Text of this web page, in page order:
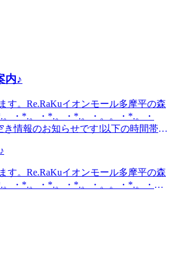
事です。本日も空きがございます。ぜ
・。 。。・*.。・*.。・*『肩甲骨ケ
チ』を取り入れたリラク系ボディケア
森店〈アクセス〉JR中央線豊田駅か
のご利用がオススメ♪飛鳥ドライビン
書館から徒歩10分圏内。〈電話番号〉
インで△や×と表示されていてもご案
す。お気軽にお問い合わせください^^
たね。いかがお過ごしでしょうか？気
？または涼しくなった9月に行かれる
事です。本日も空きがございます。ぜ
良い1日をお過ごしください♪・*.。・
・。 。。・*.。・*.。・*『肩甲骨ケ
チ』を取り入れたリラク系ボディケア
00分～21時(20時20分最終受付)〈住
森店〈アクセス〉JR中央線豊田駅か
のご利用がオススメ♪飛鳥ドライビン
書館から徒歩10分圏内。〈電話番号〉
す。お気軽にお問い合わせください^^
内♪
す。Re.RaKuイオンモール多摩平の森
・*.。・*.。・*.。・。。・*.。・
き情報のお知らせです!以下の時間帯に
す。。・*.。・*.。・*.。・*.。・
・*・*.。・*.。・*.。・*.。・
*.。・*『肩甲骨ケア&amp;骨盤ストレ
ラク系ボディケア♪〈営業時間〉終
時20分最終受付)〈住所〉日野市多摩平
JR中央線豊田駅から徒歩5分八王子
メ♪飛鳥ドライビングスクール・多摩
圏内。〈電話番号〉042-843-1147※オ
す。Re.RaKuイオンモール多摩平の森
・*.。・*.。・*.。・。。・*.。・
11:0013:00-18:0018:35-21:00 がご案
す。。・*.。・*.。・*.。・*.。・
。・*『肩甲骨ケア&amp;骨盤ストレ